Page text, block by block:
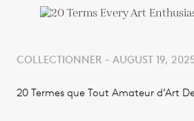
COLLECTIONNER - AUGUST 19,
20 Termes que Tout Amateur d’Art